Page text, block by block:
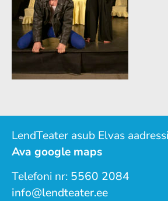
LendTeater asub Elvas
Ava google maps
Telefoni nr: 5560 2084
info@lendteater.ee